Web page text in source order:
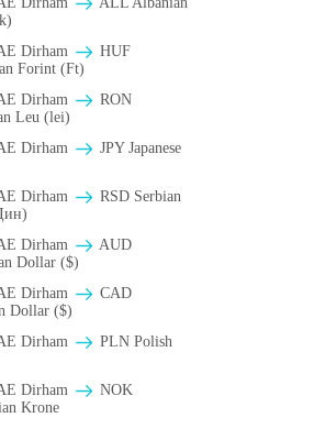
Dirham
HUF
Forint (Ft)
Dirham
RON
Leu (lei)
Dirham
JPY Japanese
Dirham
RSD Serbian
Dirham
AUD
Dollar ($)
Dirham
CAD
Dollar ($)
Dirham
PLN Polish
Dirham
NOK
Krone